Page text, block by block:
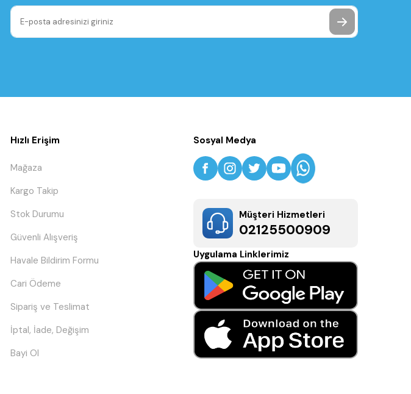
Hızlı Erişim
Mağaza
Kargo Takip
Stok Durumu
Güvenli Alışveriş
Havale Bildirim Formu
Cari Ödeme
Sipariş ve Teslimat
İptal, İade, Değişim
Bayi Ol
Sosyal Medya
Müşteri Hizmetleri
02125500909
Uygulama Linklerimiz